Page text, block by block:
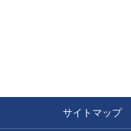
サイトマップ